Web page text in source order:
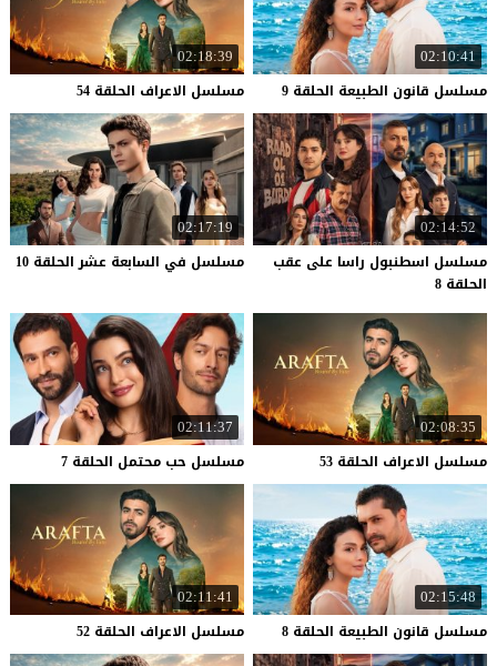
02:10:41
مسلسل قانون الطبيعة الحلقة 9
02:18:39
مسلسل الاعراف الحلقة 54
02:14:52
مسلسل اسطنبول راسا على عقب
الحلقة 8
02:17:19
مسلسل في السابعة عشر الحلقة 10
02:08:35
مسلسل الاعراف الحلقة 53
02:11:37
مسلسل حب محتمل الحلقة 7
02:15:48
مسلسل قانون الطبيعة الحلقة 8
02:11:41
مسلسل الاعراف الحلقة 52